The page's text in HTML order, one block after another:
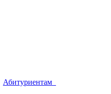
Абитуриентам